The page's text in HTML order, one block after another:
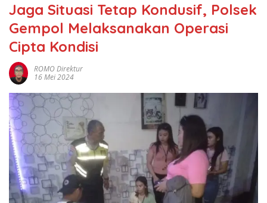
Jaga Situasi Tetap Kondusif, Polsek
Gempol Melaksanakan Operasi
Cipta Kondisi
ROMO Direktur
16 Mei 2024